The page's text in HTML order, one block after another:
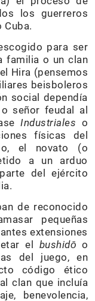
los guerreros
Cuba.
para ser
familia o un clan
Hira (pensemos
beisboleros
social dependía
o señor feudal al
Industriales o
físicas del
el novato (o
a un arduo
del ejército
de reconocido
pequeñas
extensiones
el bushidō o
del juego, en
código ético
clan que incluía
benevolencia,